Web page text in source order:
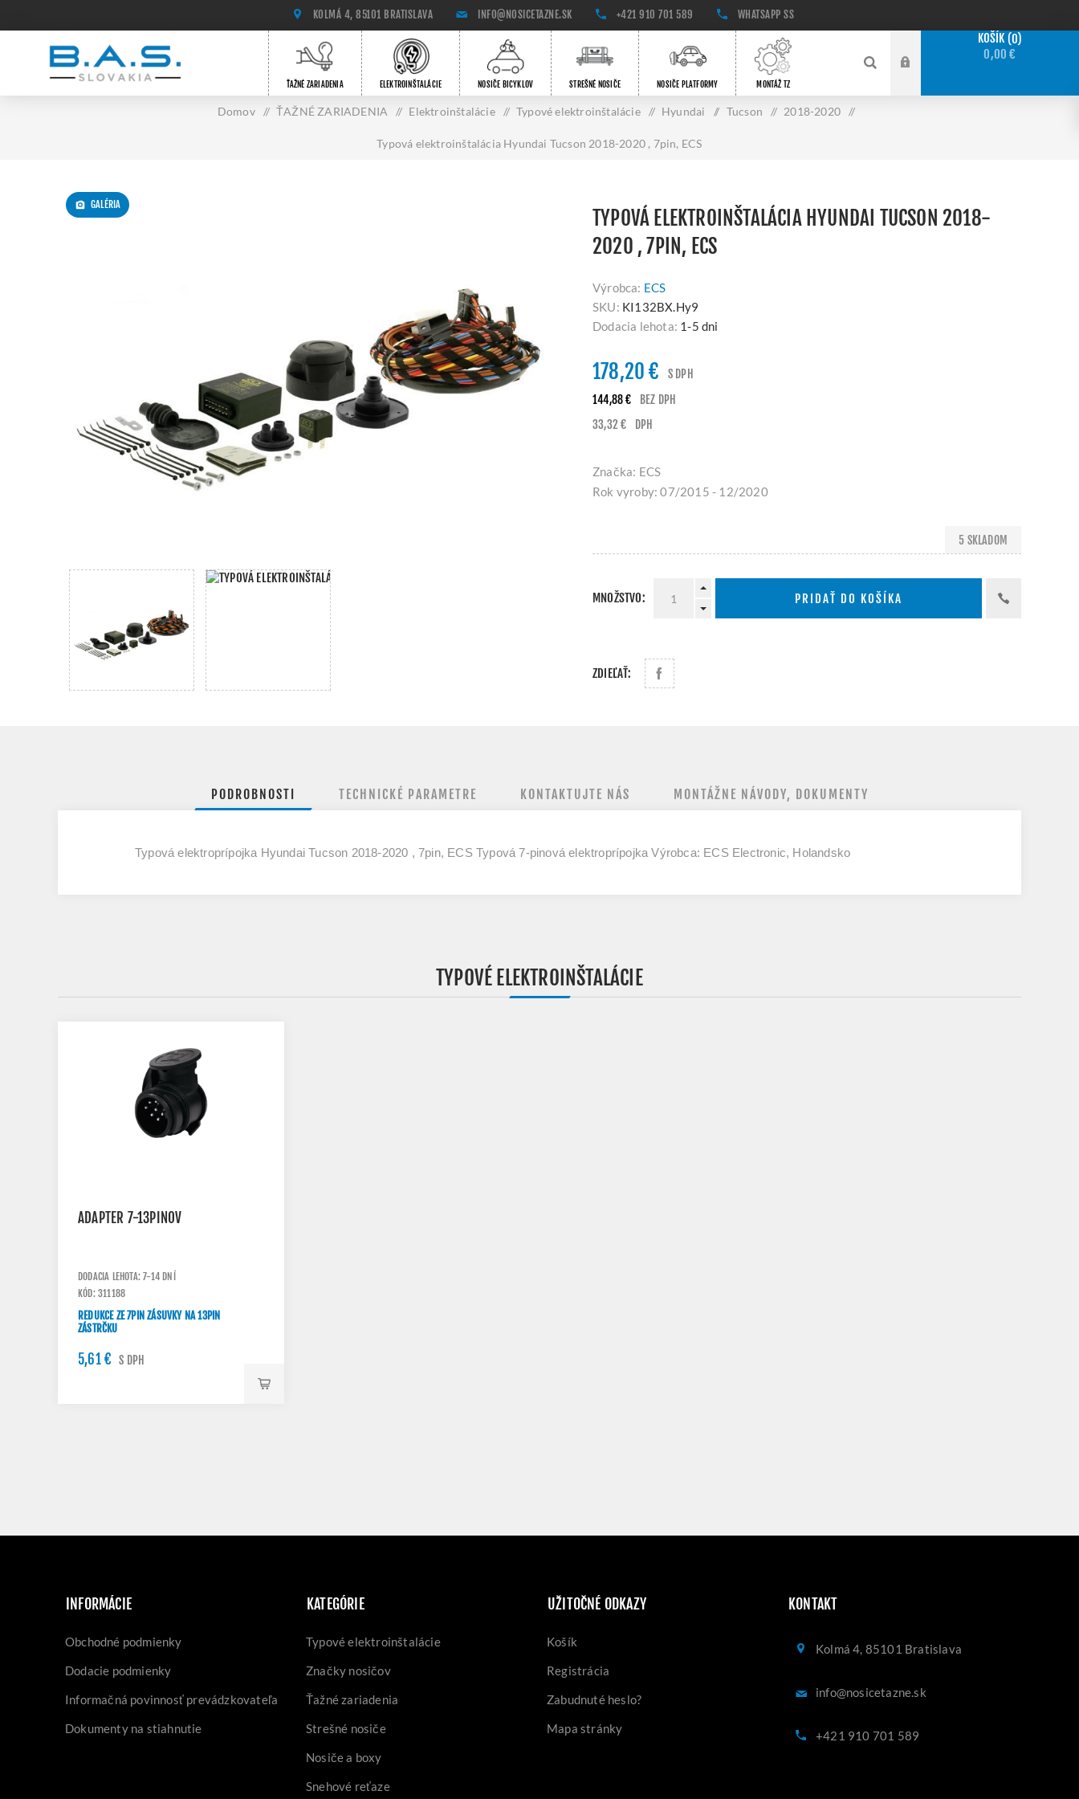
KOLMÁ 4, 85101 BRATISLAVA INFO@NOSICETAZNE.SK +421 910 701 589 WHATSAPP SS
ŤAŽNÉ ZARIADENIA ELEKTROINŠTALÁCIE NOSIČE BICYKLOV STREŠNÉ NOSIČE NOSIČE PLATFORMY MONTÁŽ TZ
KOŠÍK 0
0,00 €
Domov / ŤAŽNÉ ZARIADENIA / Elektroinštalácie / Typové elektroinštalácie / Hyundai / Tucson / 2018-2020 /
Typová elektroinštalácia Hyundai Tucson 2018-2020 , 7pin, ECS
GALÉRIA
TYPOVÁ ELEKTROINŠTALÁCIA HYUNDAI TUCSON 2018-
2020 , 7PIN, ECS
Výrobca: ECS
SKU: KI132BX.Hy9
Dodacia lehota: 1-5 dni
178,20 €
S DPH
144,88 €
BEZ DPH
33,32 €
DPH
Značka: ECS
Rok vyroby: 07/2015 - 12/2020
5 SKLADOM
MNOŽSTVO: PRIDAŤ DO KOŠÍKA
ZDIEĽAŤ:
PODROBNOSTI TECHNICKÉ PARAMETRE KONTAKTUJTE NÁS MONTÁŽNE NÁVODY, DOKUMENTY
Typová elektroprípojka Hyundai Tucson 2018-2020 , 7pin, ECS Typová 7-pinová elektroprípojka Výrobca: ECS Electronic, Holandsko
TYPOVÉ ELEKTROINŠTALÁCIE
ADAPTER 7-13PINOV
DODACIA LEHOTA: 7-14 DNÍ
KÓD: 311188
REDUKCE ZE 7PIN ZÁSUVKY NA 13PIN
ZÁSTRČKU
5,61 € S DPH
INFORMÁCIE
Obchodné podmienky
Dodacie podmienky
Informačná povinnosť prevádzkovateľa
Dokumenty na stiahnutie
KATEGÓRIE
Typové elektroinštalácie
Značky nosičov
Ťažné zariadenia
Strešné nosiče
Nosiče a boxy
Snehové reťaze
UŽITOČNÉ ODKAZY
Košík
Registrácia
Zabudnuté heslo?
Mapa stránky
KONTAKT
Kolmá 4, 85101 Bratislava
info@nosicetazne.sk
+421 910 701 589